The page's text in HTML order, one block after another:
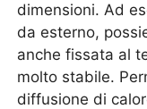
dimensioni. Ad
da esterno,
anche fissata al
molto stabile.
diffusione di